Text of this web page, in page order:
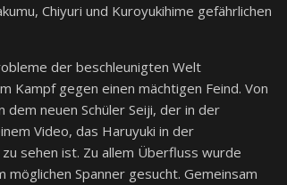
Chiyuri und Kuroyukihime gefährlichen
der beschleunigten Welt
Kampf gegen einen mächtigen Feind. Von
neuen Schüler Seiji, der in der
Video, das Haruyuki in der
sehen ist. Zu allem Überfluss wurde
Spanner gesucht. Gemeinsam